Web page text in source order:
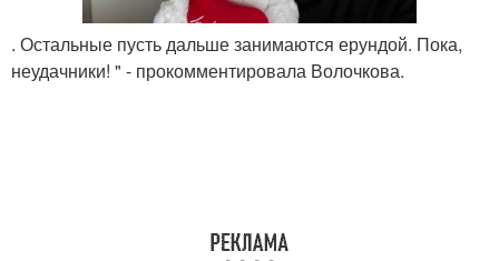
. Остальные пусть дальше занимаются ерундой. Пока,
неудачники! " - прокомментировала Волочкова.